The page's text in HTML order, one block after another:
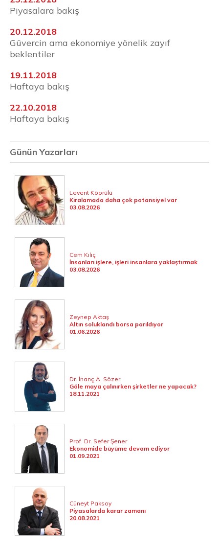
Piyasalara bakış
20.12.2018
Güvercin ama ekonomiye yönelik zayıf
beklentiler
19.11.2018
Haftaya bakış
22.10.2018
Haftaya bakış
Günün Yazarları
Levent Köprülü
Kiralamada daha çok potansiyel var
03.08.2026
Cem Kılıç
İnsanları işlere, işleri insanlara yaklaştırmak
03.08.2026
Zeynep Aktaş
Altın soluklandı borsa parıldıyor
01.06.2026
Dr. İnanç A. Sözer
Göle maya çalınırken şirketler ne yapacak?
18.11.2021
Prof. Dr. Sefer Şener
Ekonomide büyüme devam ediyor
01.09.2021
Cüneyt Paksoy
Piyasalarda karar zamanı
20.08.2021